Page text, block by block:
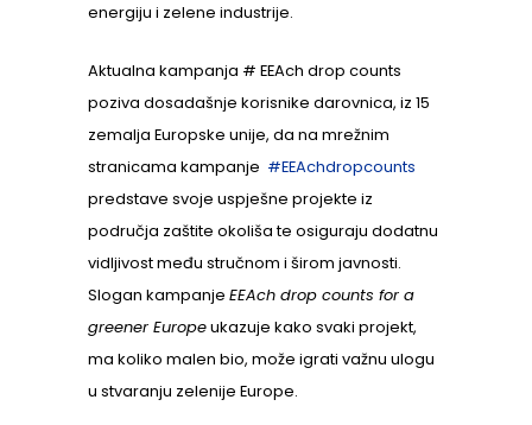
energiju i zelene industrije.
Aktualna kampanja # EEAch drop counts
poziva dosadašnje korisnike darovnica, iz 15
zemalja Europske unije, da na mrežnim
stranicama kampanje #EEAchdropcounts
predstave svoje uspješne projekte iz
područja zaštite okoliša te osiguraju dodatnu
vidljivost među stručnom i širom javnosti.
Slogan kampanje EEAch drop counts for a
greener Europeukazuje kako svaki projekt,
ma koliko malen bio, može igrati važnu ulogu
u stvaranju zelenije Europe.